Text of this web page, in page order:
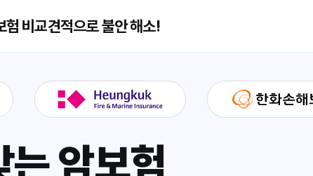
비교견적으로 불안 해소!
는 암보험